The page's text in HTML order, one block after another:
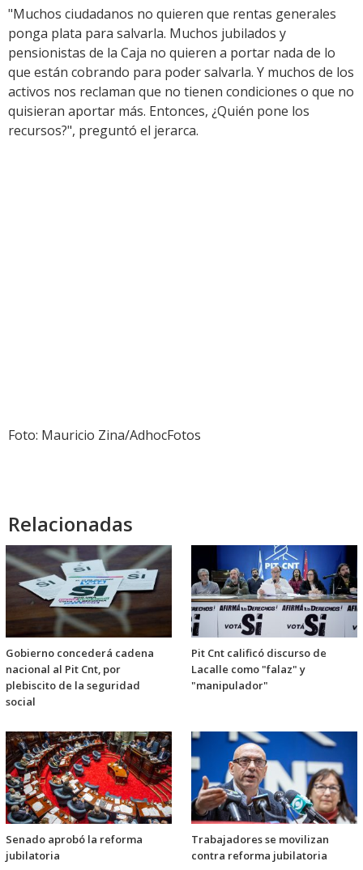
"Muchos ciudadanos no quieren que rentas generales
ponga plata para salvarla. Muchos jubilados y
pensionistas de la Caja no quieren a portar nada de lo
que están cobrando para poder salvarla. Y muchos de los
activos nos reclaman que no tienen condiciones o que no
quisieran aportar más. Entonces, ¿Quién pone los
recursos?", preguntó el jerarca.
Foto: Mauricio Zina/AdhocFotos
Relacionadas
Gobierno concederá cadena
nacional al Pit Cnt, por
plebiscito de la seguridad
social
Pit Cnt calificó discurso de
Lacalle como "falaz" y
"manipulador"
Senado aprobó la reforma
jubilatoria
Trabajadores se movilizan
contra reforma jubilatoria